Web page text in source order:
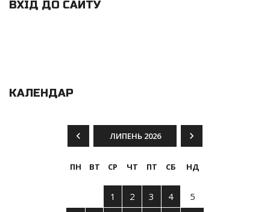
ВХІД ДО САЙТУ
КАЛЕНДАР
ЛИПЕНЬ 2026
ПН ВТ СР ЧТ ПТ СБ НД
1 2 3 4
5